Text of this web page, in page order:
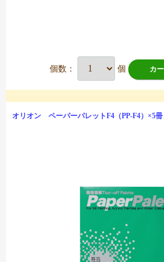
個数： 個 カ
オリオン ペーパーパレットF4（PP-F4）×5冊